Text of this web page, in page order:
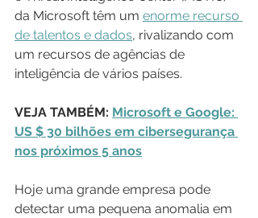
da Microsoft têm um enorme recurso
de talentos e dados, rivalizando com
um recursos de agências de
inteligência de vários países.
VEJA TAMBÉM: Microsoft e Google:
US $ 30 bilhões em cibersegurança
nos próximos 5 anos
Hoje uma grande empresa pode
detectar uma pequena anomalia em